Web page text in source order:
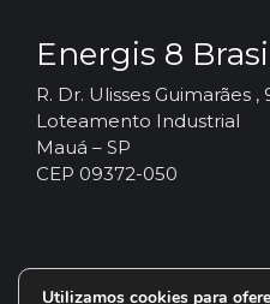
Energis 8
R. Dr. Ulisses Guimarães ,
Loteamento Industrial
Mauá – SP
CEP 09372-050
Utilizamos cookies para